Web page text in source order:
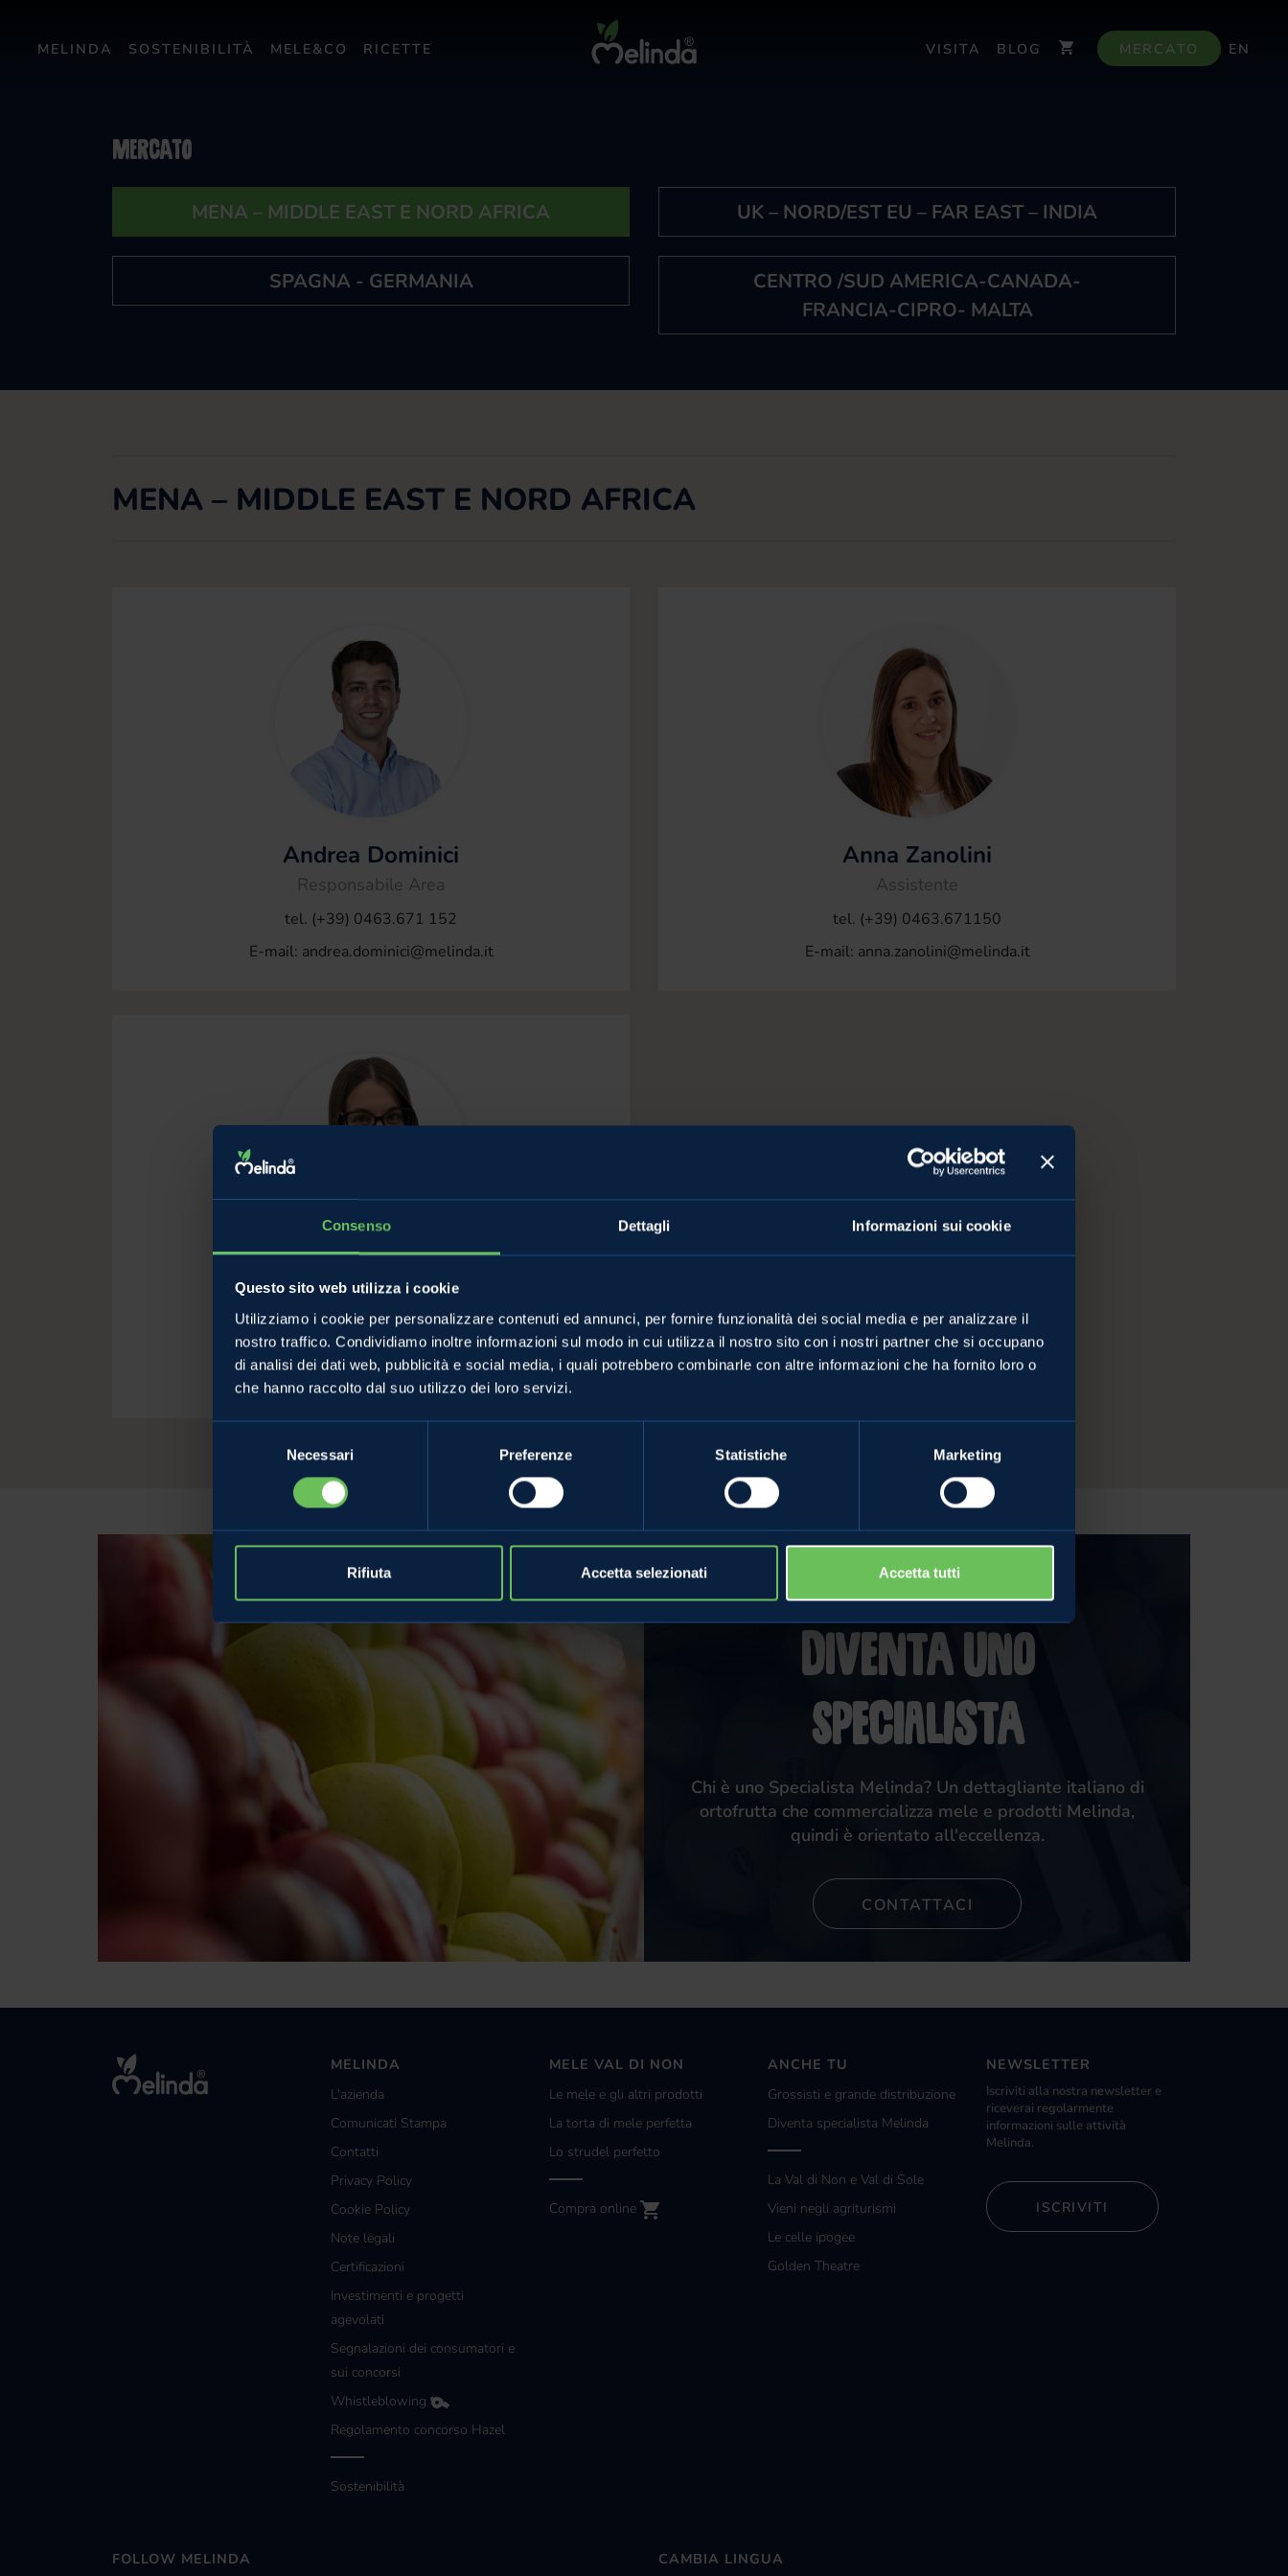
Consenso Dettagli Informazioni sui cookie
Questo sito web utilizza i cookie
Utilizziamo i cookie per personalizzare contenuti ed annunci, per fornire funzionalità dei social media e per analizzare il
nostro traffico. Condividiamo inoltre informazioni sul modo in cui utilizza il nostro sito con i nostri partner che si occupano
di analisi dei dati web, pubblicità e social media, i quali potrebbero combinarle con altre informazioni che ha fornito loro o
che hanno raccolto dal suo utilizzo dei loro servizi.
Necessari Preferenze Statistiche Marketing
Rifiuta Accetta selezionati Accetta tutti
MELINDA SOSTENIBILITÀ MELE&CO RICETTE VISITA BLOG MERCATO EN
Mercato
MENA – MIDDLE EAST E NORD AFRICA UK – NORD/EST EU – FAR EAST – INDIA
SPAGNA - GERMANIA
CENTRO /SUD AMERICA-CANADA-
FRANCIA-CIPRO- MALTA
MENA – MIDDLE EAST E NORD AFRICA
Andrea Dominici
Responsabile Area
tel. (+39) 0463.671 152
E-mail: andrea.dominici@melinda.it
Anna Zanolini
Assistente
tel. (+39) 0463.671150
E-mail: anna.zanolini@melinda.it
Laura Martini
Assistente
tel. (+39) 0463.671149
E-mail:
laura.martini@melinda.it
MERCATO
Diventa uno
specialista
Chi è uno Specialista Melinda? Un dettagliante italiano di
ortofrutta che commercializza mele e prodotti Melinda,
quindi è orientato all'eccellenza.
CONTATTACI
MELINDA
L'azienda
Comunicati Stampa
Contatti
Privacy Policy
Cookie Policy
Note legali
Certificazioni
Investimenti e progetti
agevolati
Segnalazioni dei consumatori e
sui concorsi
Whistleblowing
Regolamento concorso Hazel
Sostenibilità
MELE VAL DI NON
Le mele e gli altri prodotti
La torta di mele perfetta
Lo strudel perfetto
Compra online
ANCHE TU
Grossisti e grande distribuzione
Diventa specialista Melinda
La Val di Non e Val di Sole
Vieni negli agriturismi
Le celle ipogee
Golden Theatre
NEWSLETTER
Iscriviti alla nostra newsletter e
riceverai regolarmente
informazioni sulle attività
Melinda.
ISCRIVITI
FOLLOW MELINDA CAMBIA LINGUA